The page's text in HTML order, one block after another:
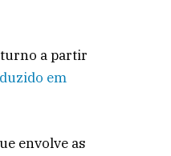
turno a partir
em
envolve as